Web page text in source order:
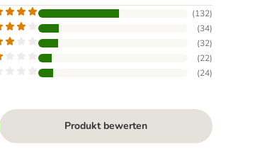
(132)
(34)
(32)
(22)
(24)
Produkt bewerten